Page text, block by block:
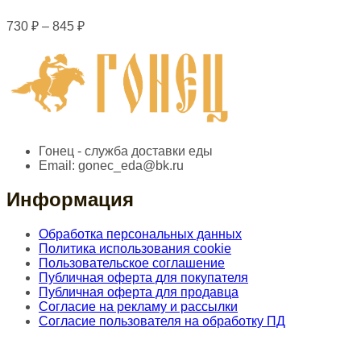
730 ₽ – 845 ₽
Гонец - служба доставки еды
Email: gonec_eda@bk.ru
Информация
Обработка персональных данных
Политика использования cookie
Пользовательское соглашение
Публичная оферта для покупателя
Публичная оферта для продавца
Согласие на рекламу и рассылки
Согласие пользователя на обработку ПД